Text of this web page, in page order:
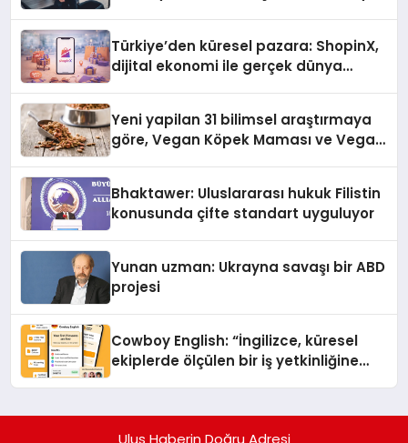
Türkiye’den küresel pazara: ShopinX,
dijital ekonomi ile gerçek dünya
Yeni yapilan 31 bilimsel araştırmaya
göre, Vegan Köpek Maması ve Vegan
Bhaktawer: Uluslararası hukuk Filistin
konusunda çifte standart uyguluyor
Yunan uzman: Ukrayna savaşı bir ABD
projesi
Cowboy English: “İngilizce, küresel
ekiplerde ölçülen bir iş yetkinliğine
Ulus Haberin Doğru Adresi